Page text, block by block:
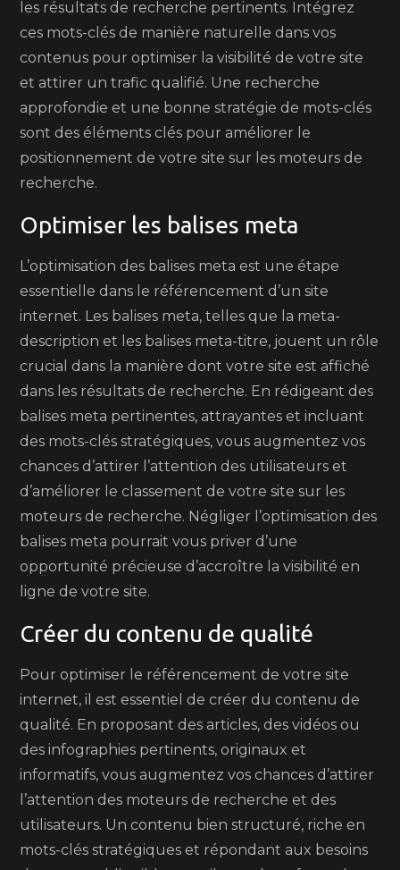
les résultats de recherche pertinents. Intégrez
ces mots-clés de manière naturelle dans vos
contenus pour optimiser la visibilité de votre site
et attirer un trafic qualifié. Une recherche
approfondie et une bonne stratégie de mots-clés
sont des éléments clés pour améliorer le
positionnement de votre site sur les moteurs de
recherche.
Optimiser les balises meta
L’optimisation des balises meta est une étape
essentielle dans le référencement d’un site
internet. Les balises meta, telles que la meta-
description et les balises meta-titre, jouent un rôle
crucial dans la manière dont votre site est affiché
dans les résultats de recherche. En rédigeant des
balises meta pertinentes, attrayantes et incluant
des mots-clés stratégiques, vous augmentez vos
chances d’attirer l’attention des utilisateurs et
d’améliorer le classement de votre site sur les
moteurs de recherche. Négliger l’optimisation des
balises meta pourrait vous priver d’une
opportunité précieuse d’accroître la visibilité en
ligne de votre site.
Créer du contenu de qualité
Pour optimiser le référencement de votre site
internet, il est essentiel de créer du contenu de
qualité. En proposant des articles, des vidéos ou
des infographies pertinents, originaux et
informatifs, vous augmentez vos chances d’attirer
l’attention des moteurs de recherche et des
utilisateurs. Un contenu bien structuré, riche en
mots-clés stratégiques et répondant aux besoins